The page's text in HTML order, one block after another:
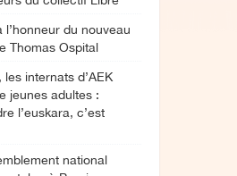
l’honneur du nouveau
Thomas Ospital
les internats d’AEK
jeunes adultes :
l’euskara, c’est
national